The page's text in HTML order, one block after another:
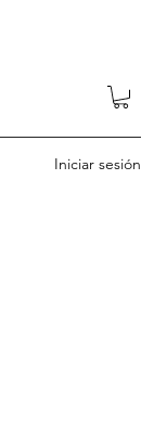
Iniciar sesión